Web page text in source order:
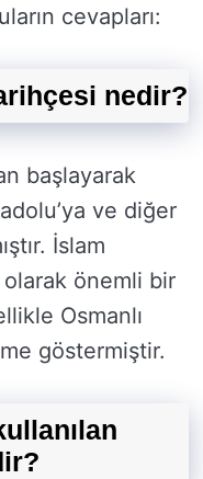
cevapları:
nedir?
başlayarak
ve diğer
İslam
önemli bir
Osmanlı
göstermiştir.